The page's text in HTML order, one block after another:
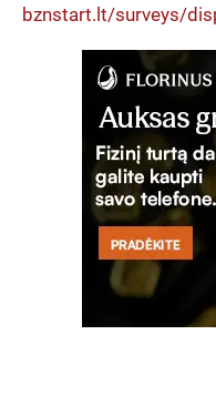
bznstart.lt/surveys/